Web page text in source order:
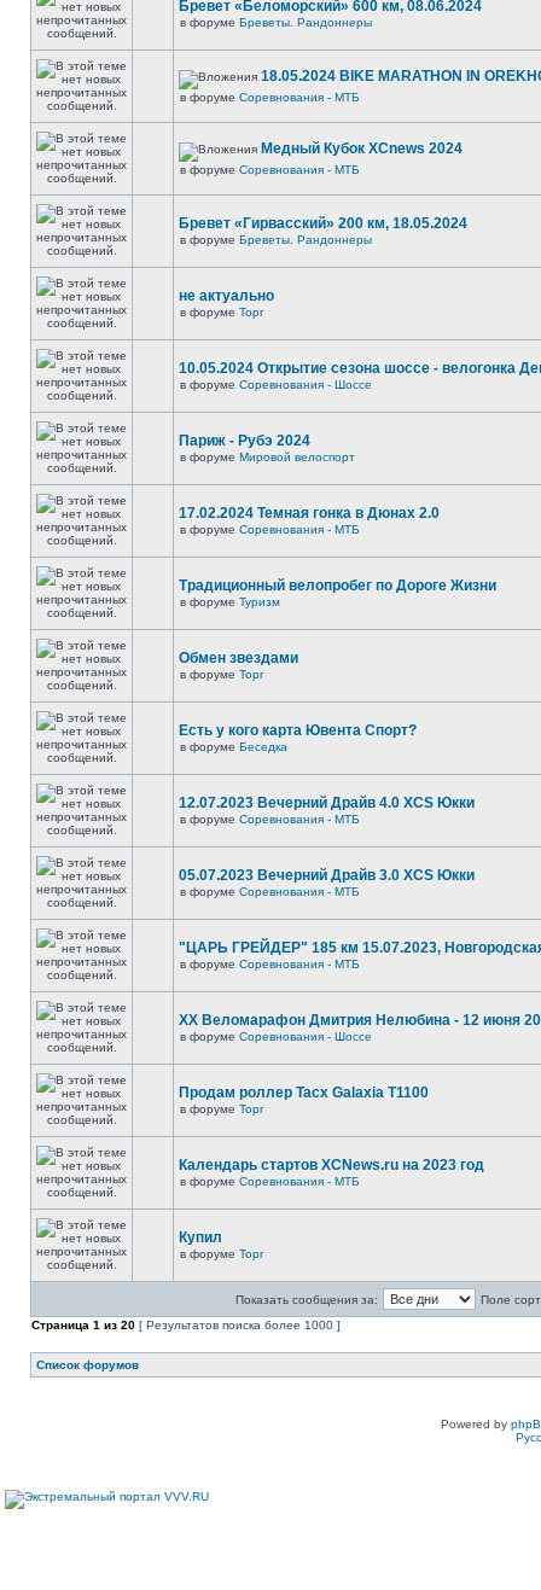
Бревет «Беломорский» 600 км, 08.06.2024
в форуме Бреветы. Рандоннеры
18.05.2024 BIKE MARATHON IN
в форуме Соревнования - МТБ
Медный Кубок XCnews 2024
в форуме Соревнования - МТБ
Бревет «Гирвасский» 200 км, 18.05.2024
в форуме Бреветы. Рандоннеры
не актуально
в форуме Торг
10.05.2024 Открытие сезона шоссе - велогонка
в форуме Соревнования - Шоссе
Париж - Рубэ 2024
в форуме Мировой велоспорт
17.02.2024 Темная гонка в Дюнах 2.0
в форуме Соревнования - МТБ
Традиционный велопробег по Дороге Жизни
в форуме Туризм
Обмен звездами
в форуме Торг
Есть у кого карта Ювента Спорт?
в форуме Беседка
12.07.2023 Вечерний Драйв 4.0 XCS Юкки
в форуме Соревнования - МТБ
05.07.2023 Вечерний Драйв 3.0 XCS Юкки
в форуме Соревнования - МТБ
"ЦАРЬ ГРЕЙДЕР" 185 км 15.07.2023,
в форуме Соревнования - МТБ
XX Веломарафон Дмитрия Нелюбина - 12 июня
в форуме Соревнования - Шоссе
Продам роллер Tacx Galaxia T1100
в форуме Торг
Календарь стартов XCNews.ru на 2023 год
в форуме Соревнования - МТБ
Купил
в форуме Торг
Показать сообщения за:
Поле
Страница 1 из 20 [ Результатов поиска более 1000 ]
Список форумов
Powered by